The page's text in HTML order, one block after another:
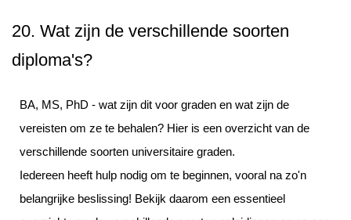
20. Wat zijn de verschillende soorten
diploma's?
BA, MS, PhD - wat zijn dit voor graden en wat zijn de
vereisten om ze te behalen? Hier is een overzicht van de
verschillende soorten universitaire graden.
Iedereen heeft hulp nodig om te beginnen, vooral na zo'n
belangrijke beslissing! Bekijk daarom een essentieel